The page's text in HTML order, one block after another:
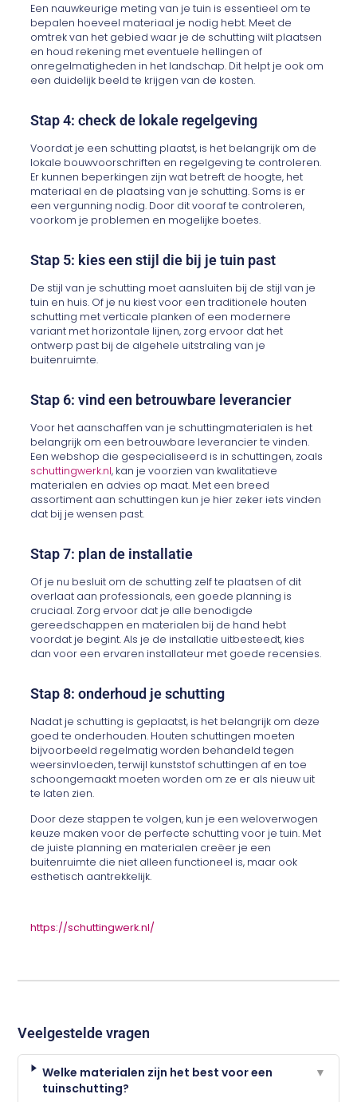
Een nauwkeurige meting van je tuin is essentieel om te
bepalen hoeveel materiaal je nodig hebt. Meet de
omtrek van het gebied waar je de schutting wilt plaatsen
en houd rekening met eventuele hellingen of
onregelmatigheden in het landschap. Dit helpt je ook om
een duidelijk beeld te krijgen van de kosten.
Stap 4: check de lokale regelgeving
Voordat je een schutting plaatst, is het belangrijk om de
lokale bouwvoorschriften en regelgeving te controleren.
Er kunnen beperkingen zijn wat betreft de hoogte, het
materiaal en de plaatsing van je schutting. Soms is er
een vergunning nodig. Door dit vooraf te controleren,
voorkom je problemen en mogelijke boetes.
Stap 5: kies een stijl die bij je tuin past
De stijl van je schutting moet aansluiten bij de stijl van je
tuin en huis. Of je nu kiest voor een traditionele houten
schutting met verticale planken of een modernere
variant met horizontale lijnen, zorg ervoor dat het
ontwerp past bij de algehele uitstraling van je
buitenruimte.
Stap 6: vind een betrouwbare leverancier
Voor het aanschaffen van je schuttingmaterialen is het
belangrijk om een betrouwbare leverancier te vinden.
Een webshop die gespecialiseerd is in schuttingen, zoals
schuttingwerk.nl, kan je voorzien van kwalitatieve
materialen en advies op maat. Met een breed
assortiment aan schuttingen kun je hier zeker iets vinden
dat bij je wensen past.
Stap 7: plan de installatie
Of je nu besluit om de schutting zelf te plaatsen of dit
overlaat aan professionals, een goede planning is
cruciaal. Zorg ervoor dat je alle benodigde
gereedschappen en materialen bij de hand hebt
voordat je begint. Als je de installatie uitbesteedt, kies
dan voor een ervaren installateur met goede recensies.
Stap 8: onderhoud je schutting
Nadat je schutting is geplaatst, is het belangrijk om deze
goed te onderhouden. Houten schuttingen moeten
bijvoorbeeld regelmatig worden behandeld tegen
weersinvloeden, terwijl kunststof schuttingen af en toe
schoongemaakt moeten worden om ze er als nieuw uit
te laten zien.
Door deze stappen te volgen, kun je een weloverwogen
keuze maken voor de perfecte schutting voor je tuin. Met
de juiste planning en materialen creëer je een
buitenruimte die niet alleen functioneel is, maar ook
esthetisch aantrekkelijk.
https://schuttingwerk.nl/
Veelgestelde vragen
Welke materialen zijn het best voor een
tuinschutting?
▼